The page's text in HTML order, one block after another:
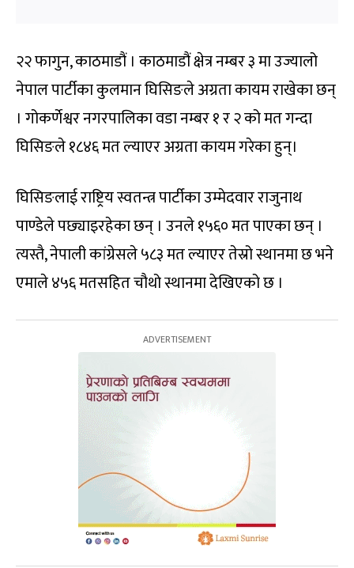
२२ फागुन, काठमाडौं । काठमाडौं क्षेत्र नम्बर ३ मा उज्यालो
नेपाल पार्टीका कुलमान घिसिङले अग्रता कायम राखेका छन्
। गोकर्णेश्वर नगरपालिका वडा नम्बर १ र २ को मत गन्दा
घिसिङले १८४६ मत ल्याएर अग्रता कायम गरेका हुन्।
घिसिङलाई राष्ट्रिय स्वतन्त्र पार्टीका उम्मेदवार राजुनाथ
पाण्डेले पछ्याइरहेका छन् । उनले १५६० मत पाएका छन् ।
त्यस्तै, नेपाली कांग्रेसले ५८३ मत ल्याएर तेस्रो स्थानमा छ भने
एमाले ४५६ मतसहित चौथो स्थानमा देखिएको छ ।